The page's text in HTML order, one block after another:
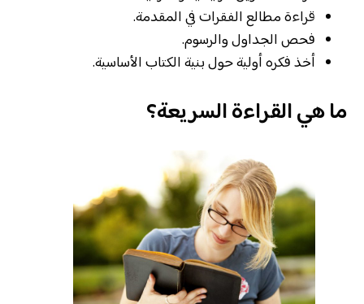
قراءة مطالع الفقرات في المقدمة.
فحص الجداول والرسوم.
أخذ فكره أولية حول بنية الكتاب الأساسية.
ما هي القراءة السريعة؟